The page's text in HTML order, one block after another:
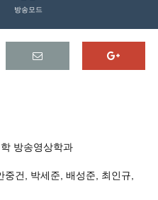
방송모드
방송영상학과
건, 박세준, 배성준, 최인규,